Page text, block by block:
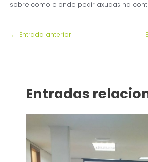
sobre como e onde pedir axudas na
← Entrada anterior
Entradas